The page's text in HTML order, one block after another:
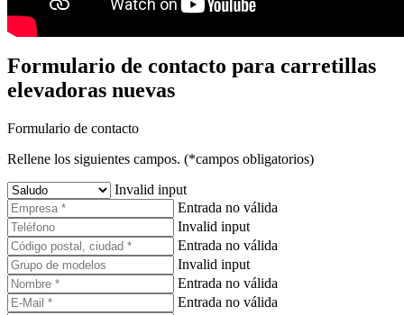
Formulario de contacto para carretillas
elevadoras nuevas
Formulario de contacto
Rellene los siguientes campos. (*campos obligatorios)
Invalid input
Entrada no válida
Invalid input
Entrada no válida
Invalid input
Entrada no válida
Entrada no válida